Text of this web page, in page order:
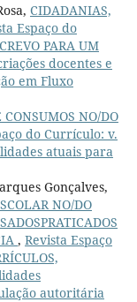
CIDADANIAS,
Espaço do
PARA UM
docentes e
em Fluxo
CONSUMOS NO/DO
do Currículo: v.
atuais para
Gonçalves,
NO/DO
, Revista Espaço
autoritária